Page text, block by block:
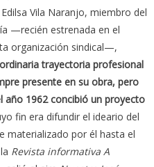
Vila Naranjo, miembro del
—recién estrenada en el
organización sindical—,
trayectoria profesional
presente en su obra, pero
año 1962 concibió un proyecto
fin era difundir el ideario del
materializado por él hasta el
Revista informativa A